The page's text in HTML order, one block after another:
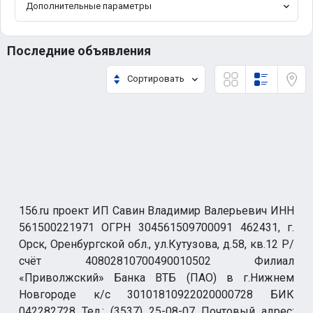
Дополнительные параметры
Последние объявления
Сортировать
156.ru проект ИП Савин Владимир Валерьевич ИНН
561500221971 ОГРН 304561509700091 462431, г.
Орск, Оренбургской обл., ул.Кутузова, д.58, кв.12 Р/
счёт 40802810700490010502 Филиал
«Приволжский» Банка ВТБ (ПАО) в г.Нижнем
Новгороде к/с 30101810922020000728 БИК